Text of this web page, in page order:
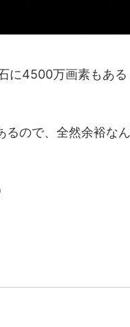
に4500万画素もある
るので、全然余裕なん